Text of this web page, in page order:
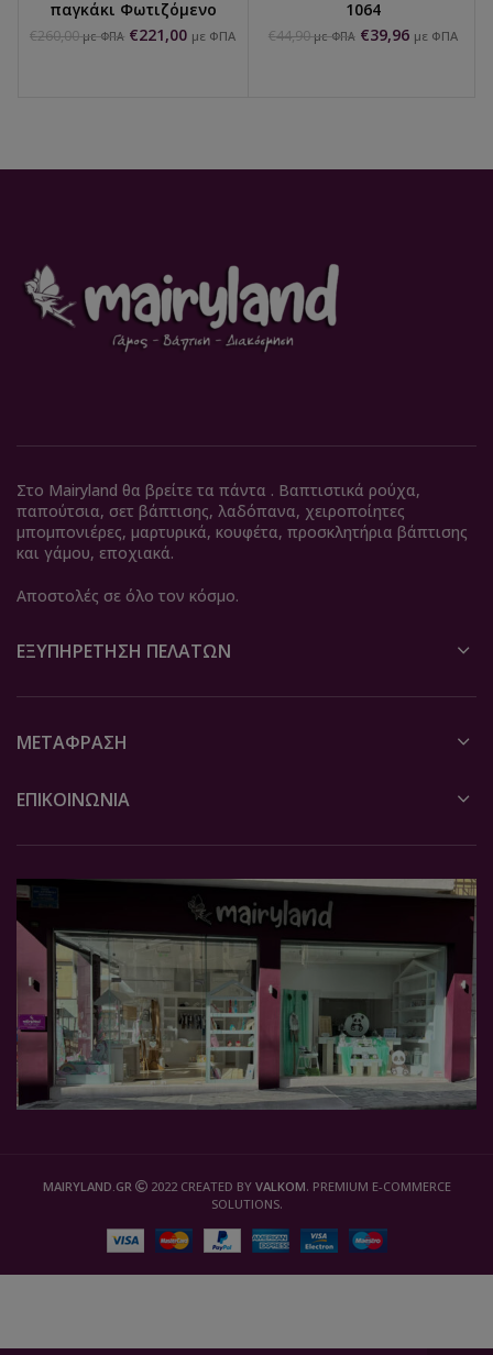
παγκάκι Φωτιζόμενο
€260,00 με ΦΠΑ €221,00 με ΦΠΑ
1064
€44,90 με ΦΠΑ €39,96 με ΦΠΑ
Στο Mairyland θα βρείτε τα πάντα . Βαπτιστικά ρούχα,
παπούτσια, σετ βάπτισης, λαδόπανα, χειροποίητες
μπομπονιέρες, μαρτυρικά, κουφέτα, προσκλητήρια βάπτισης
και γάμου, εποχιακά.
Αποστολές σε όλο τον κόσμο.
ΕΞΥΠΗΡΈΤΗΣΗ ΠΕΛΑΤΏΝ
ΜΕΤΆΦΡΑΣΗ
ΕΠΙΚΟΙΝΩΝΙΑ
MAIRYLAND.GR 2022 CREATED BY VALKOM. PREMIUM E-COMMERCE
SOLUTIONS.